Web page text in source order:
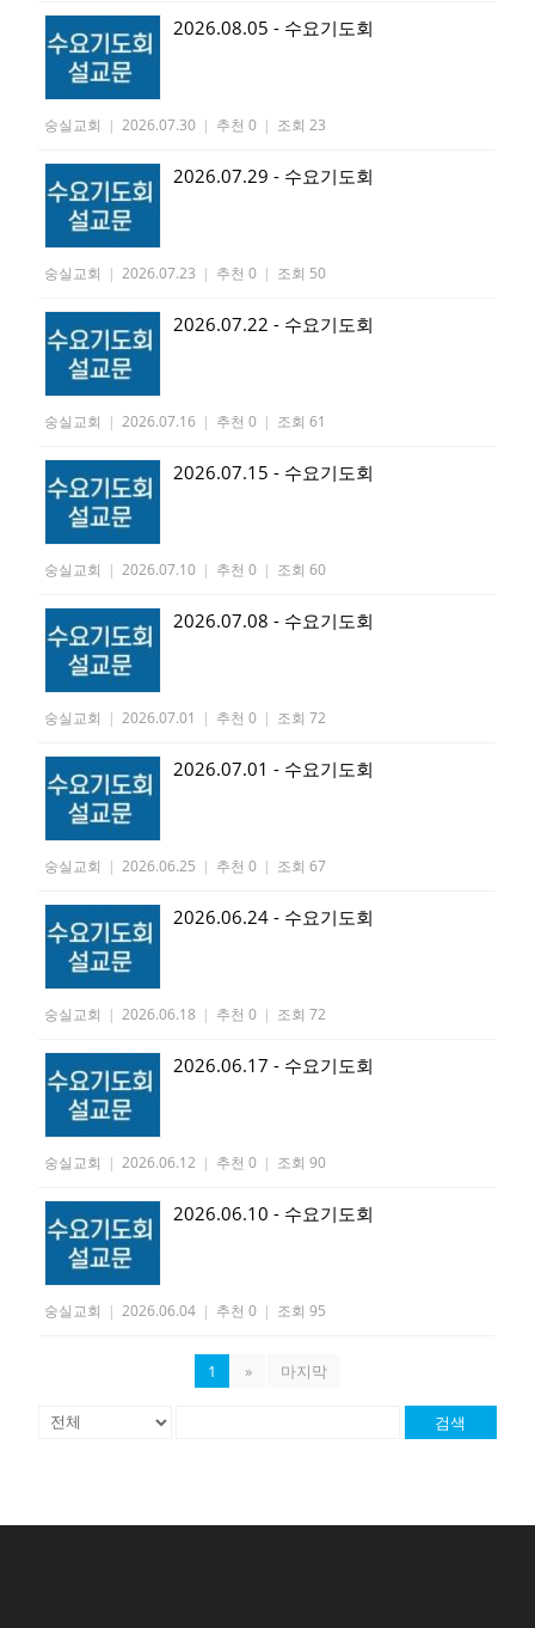
2026.08.05 - 수요기도회
숭실교회 | 2026.07.30 | 추천 0 | 조회 23
2026.07.29 - 수요기도회
숭실교회 | 2026.07.23 | 추천 0 | 조회 50
2026.07.22 - 수요기도회
숭실교회 | 2026.07.16 | 추천 0 | 조회 61
2026.07.15 - 수요기도회
숭실교회 | 2026.07.10 | 추천 0 | 조회 60
2026.07.08 - 수요기도회
숭실교회 | 2026.07.01 | 추천 0 | 조회 72
2026.07.01 - 수요기도회
숭실교회 | 2026.06.25 | 추천 0 | 조회 67
2026.06.24 - 수요기도회
숭실교회 | 2026.06.18 | 추천 0 | 조회 72
2026.06.17 - 수요기도회
숭실교회 | 2026.06.12 | 추천 0 | 조회 90
2026.06.10 - 수요기도회
숭실교회 | 2026.06.04 | 추천 0 | 조회 95
1 » 마지막
검색